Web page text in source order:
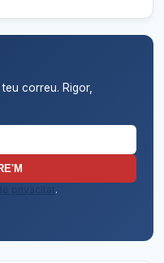
correu. Rigor,
privacitat.